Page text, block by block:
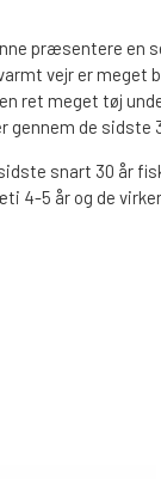
ANDERSEN
præsentere en
vejr er meget
ret meget tøj
gennem de
snart 30 år
4-5 år og de